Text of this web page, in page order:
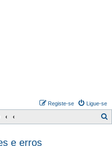
Ligue-se
Registe-se
e erros